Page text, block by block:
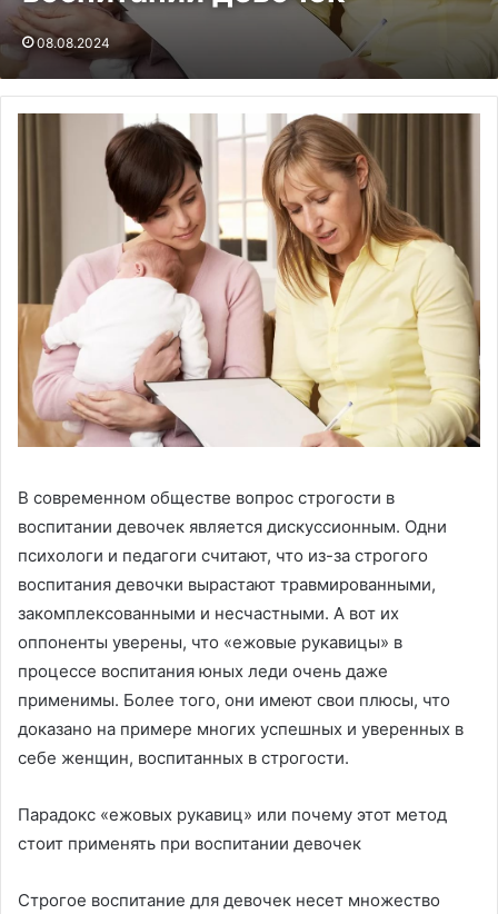
08.08.2024
В современном обществе вопрос строгости в
воспитании девочек является дискуссионным. Одни
психологи и педагоги считают, что из-за строгого
воспитания девочки вырастают травмированными,
закомплексованными и несчастными. А вот их
оппоненты уверены, что «ежовые рукавицы» в
процессе воспитания юных леди очень даже
применимы. Более того, они имеют свои плюсы, что
доказано на примере многих успешных и уверенных в
себе женщин, воспитанных в строгости.
Парадокс «ежовых рукавиц» или почему этот метод
стоит применять при воспитании девочек
Строгое воспитание для девочек несет множество